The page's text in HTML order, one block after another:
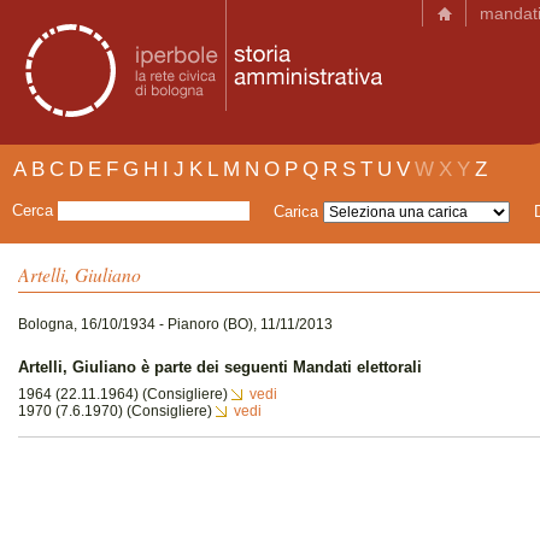
mandati
A B C D E F G H I J K L M N O P Q R S T U V W X Y Z
Cerca Carica
Artelli, Giuliano
Bologna, 16/10/1934 - Pianoro (BO), 11/11/2013
Artelli, Giuliano è parte dei seguenti Mandati elettorali
1964 (22.11.1964) (Consigliere)
vedi
1970 (7.6.1970) (Consigliere)
vedi